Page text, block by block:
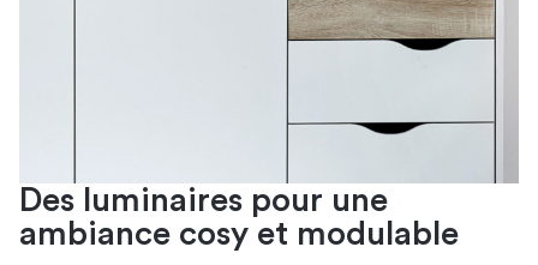
Des luminaires pour une
ambiance cosy et modulable